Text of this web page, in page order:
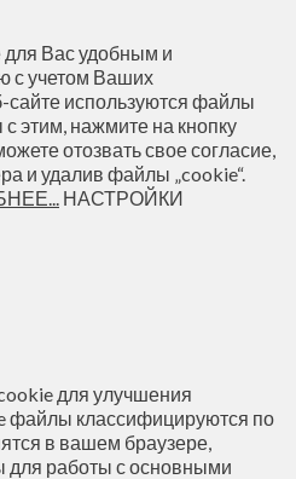
Вас удобным и
с учетом Ваших
сайте используются файлы
этим, нажмите на кнопку
отозвать свое согласие,
и удалив файлы „cookie“.
НАСТРОЙКИ
для улучшения
файлы классифицируются по
в вашем браузере,
для работы с основными